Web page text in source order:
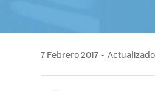
7 Febrero 2017